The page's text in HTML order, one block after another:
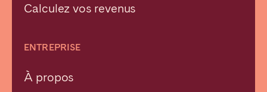
Calculez vos revenus
ENTREPRISE
À propos